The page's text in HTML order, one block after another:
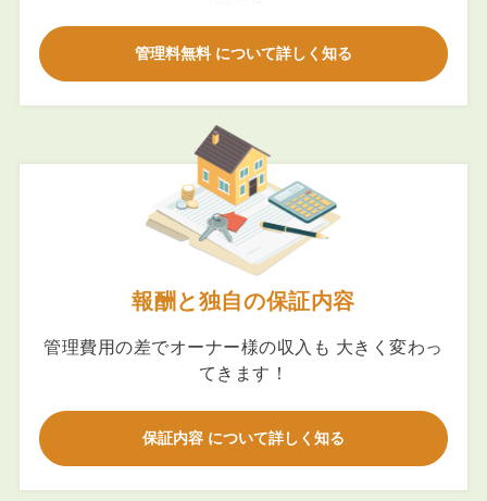
管理料無料 について詳しく知る
報酬と独自の保証内容
管理費用の差でオーナー様の収入も 大きく変わっ
てきます！
保証内容 について詳しく知る